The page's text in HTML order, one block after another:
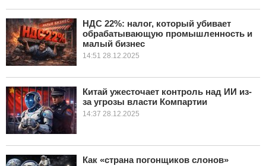
НДС 22%: налог, который убивает
обрабатывающую промышленность и
малый бизнес
14:51 28.12.2025
Китай ужесточает контроль над ИИ из-
за угрозы власти Компартии
14:37 28.12.2025
Как «страна погонщиков слонов»